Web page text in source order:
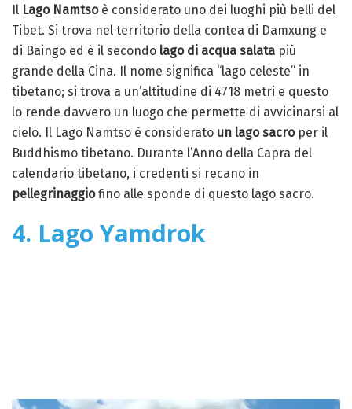
Il Lago Namtsoè considerato uno dei luoghi più belli del
Tibet. Si trova nel territorio della contea di Damxung e
di Baingo ed è il secondo lago di acqua salata più
grande della Cina. Il nome significa “lago celeste” in
tibetano; si trova a un’altitudine di 4718 metri e questo
lo rende davvero un luogo che permette di avvicinarsi al
cielo. Il Lago Namtso è considerato un lago sacroper il
Buddhismo tibetano. Durante l’Anno della Capra del
calendario tibetano, i credenti si recano in
pellegrinaggiofino alle sponde di questo lago sacro.
4. Lago Yamdrok